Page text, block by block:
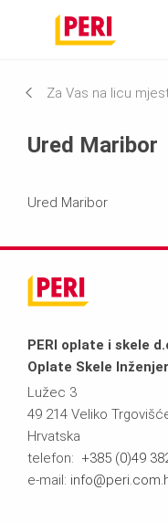
Za Vas na licu
Ured Maribor
Ured Maribor
PERI oplate i skele
Oplate Skele
Lužec 3
49 214 Veliko
Hrvatska
telefon: +385 (0)49
e-mail: